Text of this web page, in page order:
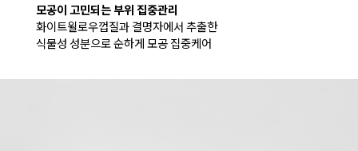
모공이 고민되는 부위 집중관리
화이트윌로우껍질과 결명자에서 추출한
식물성 성분으로 순하게 모공 집중케어